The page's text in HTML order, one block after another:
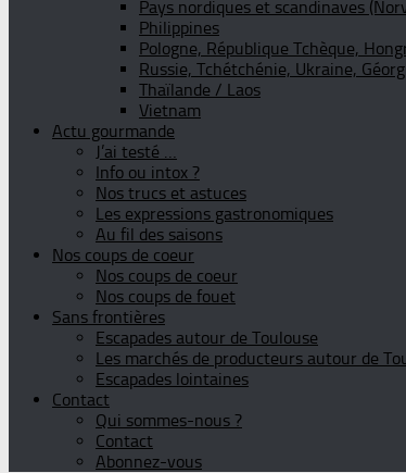
Pays nordiques et scandinaves
Philippines
Pologne, République Tchèque,
Russie, Tchétchénie, Ukraine,
Thaïlande / Laos
Vietnam
Actu gourmande
J’ai testé …
Info ou intox ?
Nos trucs et astuces
Les expressions gastronomiques
Au fil des saisons
Nos coups de coeur
Nos coups de coeur
Nos coups de fouet
Sans frontières
Escapades autour de Toulouse
Les marchés de producteurs autour de
Escapades lointaines
Contact
Qui sommes-nous ?
Contact
Abonnez-vous